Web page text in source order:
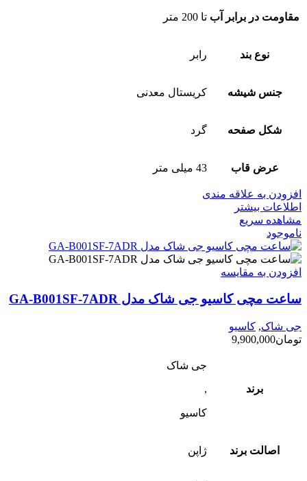
مقاومت در برابر آب تا 200 متر
نوع بند رابر
جنس شیشه کریستال معدنی
شکل صفحه گرد
عرض قاب 43 میلی متر
افزودن به علاقه مندی
اطلاعات بیشتر
مشاهده سریع
ناموجود
افزودن به مقایسه
ساعت مچی کاسیو جی شاک مدل GA-B001SF-7ADR
جی شاک, کاسیو
تومان9,900,000
برند
جی شاک
,
کاسیو
اصالت برند ژاپن